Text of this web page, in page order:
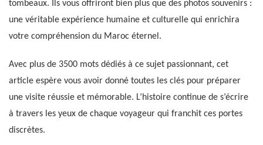
tombeaux. Ils vous offriront bien plus que des photos souvenirs :
une véritable expérience humaine et culturelle qui enrichira
votre compréhension du Maroc éternel.
Avec plus de 3500 mots dédiés à ce sujet passionnant, cet
article espère vous avoir donné toutes les clés pour préparer
une visite réussie et mémorable. L’histoire continue de s’écrire
à travers les yeux de chaque voyageur qui franchit ces portes
discrètes.